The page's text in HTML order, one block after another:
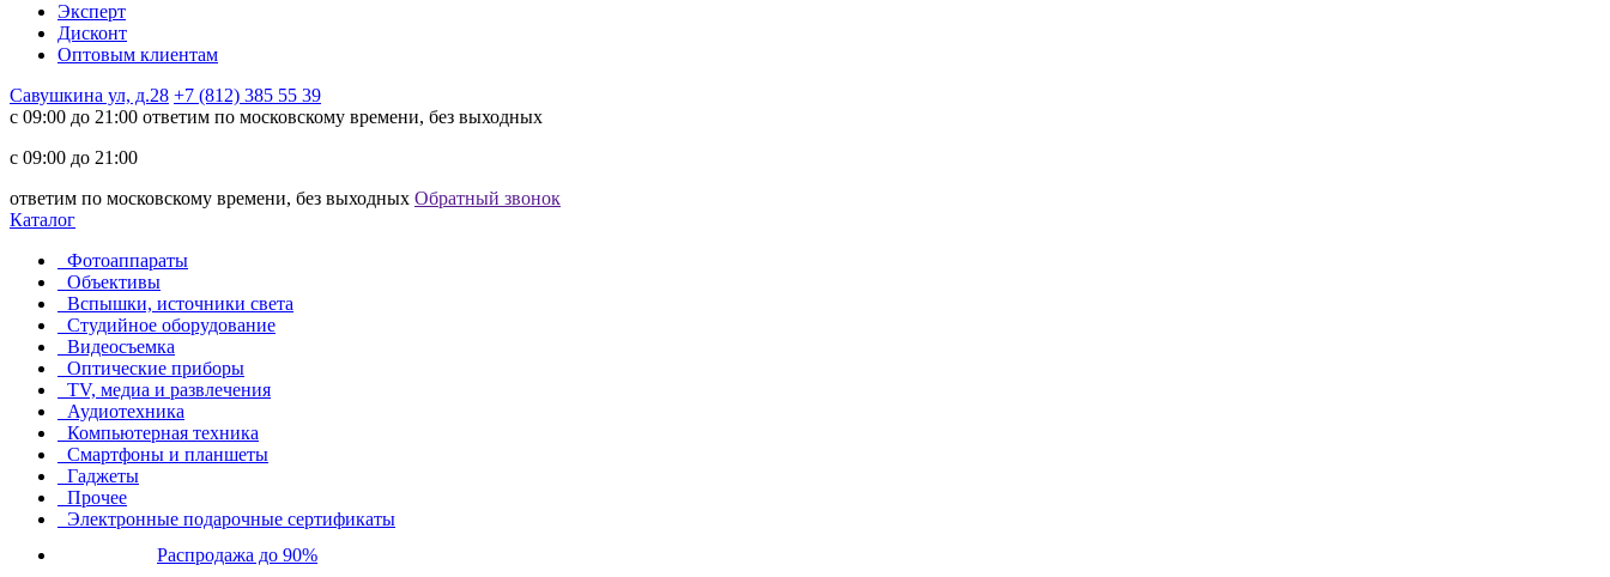
Эксперт
Дисконт
Оптовым клиентам
Савушкина ул, д.28 +7 (812) 385 55 39
c 09:00 до 21:00 ответим по московскому времени, без выходных
c 09:00 до 21:00
ответим по московскому времени, без выходных Обратный звонок
Каталог
Фотоаппараты
Объективы
Вспышки, источники света
Студийное оборудование
Видеосъемка
Оптические приборы
TV, медиа и развлечения
Аудиотехника
Компьютерная техника
Смартфоны и планшеты
Гаджеты
Прочее
Электронные подарочные сертификаты
Распродажа до 90%